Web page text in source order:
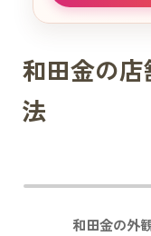
和田金の
法
和田金の外